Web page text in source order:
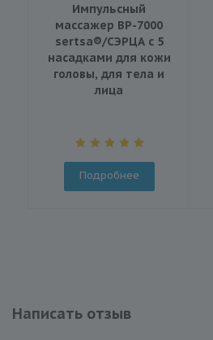
Импульсный
массажер BP-7000
sertsa®/СЭРЦА с 5
насадками для кожи
головы, для тела и
лица
Подробнее
Написать отзыв